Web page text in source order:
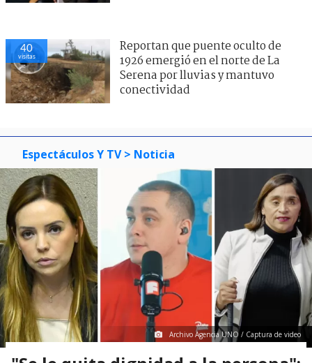
40
visitas
Reportan que puente oculto de
1926 emergió en el norte de La
Serena por lluvias y mantuvo
conectividad
Espectáculos Y TV > Noticia
Archivo Agencia UNO / Captura de video